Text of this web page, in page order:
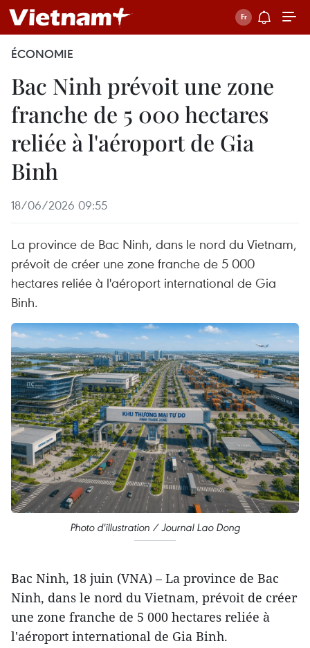
ÉCONOMIE
Bac Ninh prévoit une zone
franche de 5 000 hectares
reliée à l'aéroport de Gia
Binh
18/06/2026 09:55
La province de Bac Ninh, dans le nord du Vietnam,
prévoit de créer une zone franche de 5 000
hectares reliée à l'aéroport international de Gia
Binh.
Photo d'illustration / Journal Lao Dong
Bac Ninh, 18 juin (VNA) – La province de Bac
Ninh, dans le nord du Vietnam, prévoit de créer
une zone franche de 5 000 hectares reliée à
l'aéroport international de Gia Binh.